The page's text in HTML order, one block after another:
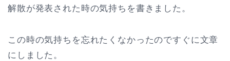
解散が発表された時の気持ちを書きました。
この時の気持ちを忘れたくなかったのですぐに文章
にしました。